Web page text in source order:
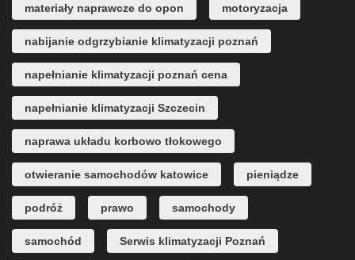
materiały naprawcze do opon motoryzacja
nabijanie odgrzybianie klimatyzacji poznań
napełnianie klimatyzacji poznań cena
napełnianie klimatyzacji Szczecin
naprawa układu korbowo tłokowego
otwieranie samochodów katowice pieniądze
podróż prawo samochody
samochód Serwis klimatyzacji Poznań